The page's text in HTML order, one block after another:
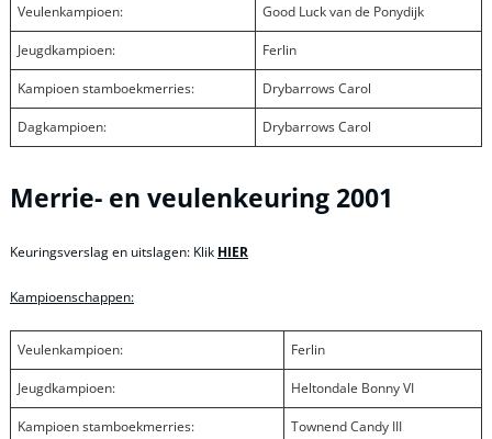
Veulenkampioen: Good Luck van de Ponydijk
Jeugdkampioen: Ferlin
Kampioen stamboekmerries: Drybarrows Carol
Dagkampioen: Drybarrows Carol
Merrie- en veulenkeuring 2001
Keuringsverslag en uitslagen: Klik HIER
Kampioenschappen:
Veulenkampioen: Ferlin
Jeugdkampioen: Heltondale Bonny VI
Kampioen stamboekmerries: Townend Candy III